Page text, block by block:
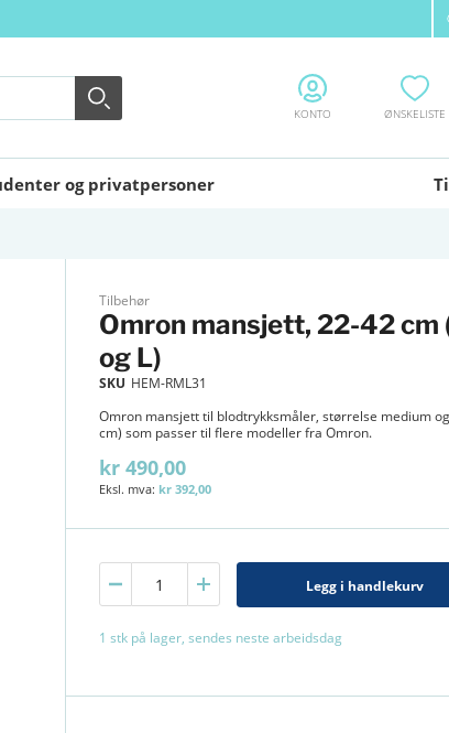
Close search
Søk KONTO ØNSKELISTE
og privatpersoner
Tilbehør
Omron mansjett, 22-42 cm
og L)
SKU HEM-RML31
Omron mansjett til blodtrykksmåler, størrelse medium
cm) som passer til flere modeller fra Omron.
kr 490,00
kr 392,00
Legg i handlekurv
1 stk på lager, sendes neste arbeidsdag